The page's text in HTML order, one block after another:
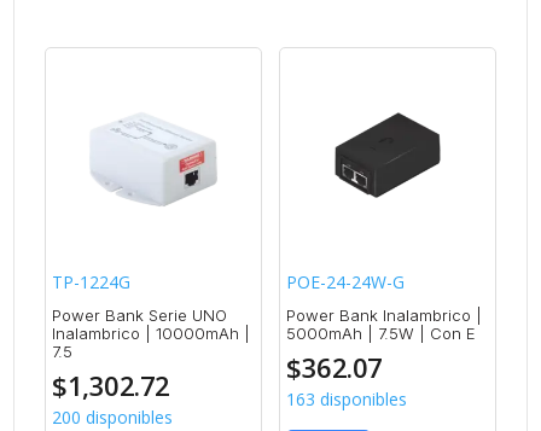
TP-1224G
Power Bank Serie UNO
Inalambrico | 10000mAh |
7.5
$1,302.72
200 disponibles
POE-24-24W-G
Power Bank Inalambrico |
5000mAh | 7.5W | Con E
$362.07
163 disponibles